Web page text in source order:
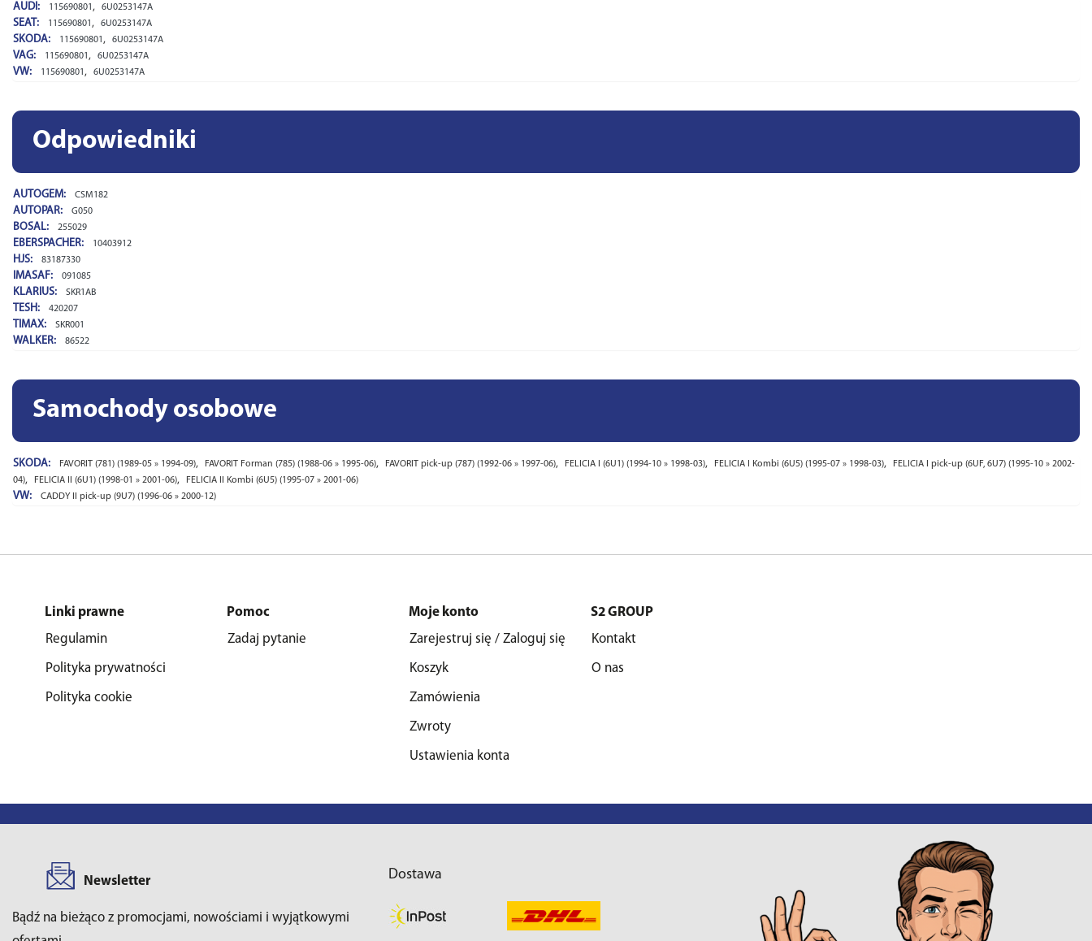
AUDI: 115690801 , 6U0253147A
SEAT: 115690801 , 6U0253147A
SKODA: 115690801 , 6U0253147A
VAG: 115690801 , 6U0253147A
VW: 115690801 , 6U0253147A
Odpowiedniki
AUTOGEM: CSM182
AUTOPAR: G050
BOSAL: 255029
EBERSPACHER: 10403912
HJS: 83187330
IMASAF: 091085
KLARIUS: SKR1AB
TESH: 420207
TIMAX: SKR001
WALKER: 86522
Samochody osobowe
SKODA: FAVORIT (781) (1989-05 » 1994-09), FAVORIT Forman (785) (1988-06 » 1995-06), FAVORIT pick-up (787) (1992-06 » 1997-06), FELICIA I (6U1) (1994-10 » 1998-03), FELICIA I Kombi (6U5) (1995-07 » 1998-03),
FELICIA I pick-up (6UF, 6U7) (1995-10 » 2002-
04), FELICIA II (6U1) (1998-01 » 2001-06), FELICIA II Kombi (6U5) (1995-07 » 2001-06)
VW: CADDY II pick-up (9U7) (1996-06 » 2000-12)
Linki prawne
Regulamin
Polityka prywatności
Polityka cookie
Pomoc
Zadaj pytanie
Moje konto
Zarejestruj się / Zaloguj się
Koszyk
Zamówienia
Zwroty
Ustawienia konta
S2 GROUP
Kontakt
O nas
Newsletter
Bądź na bieżąco z promocjami, nowościami i wyjątkowymi
Dostawa